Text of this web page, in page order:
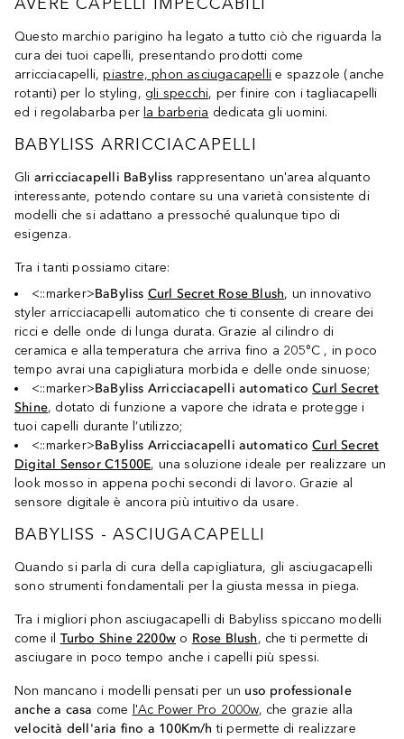
Questo marchio parigino ha legato a tutto ciò che riguarda la
cura dei tuoi capelli, presentando prodotti come
arricciacapelli,piastre, phon asciugacapelli e spazzole (anche
rotanti) per lo styling, gli specchi, per finire con i tagliacapelli
ed i regolabarba per la barberia dedicata gli uomini.
BABYLISS ARRICCIACAPELLI
Gli arricciacapelli BaByliss rappresentano un'area alquanto
interessante, potendo contare su una varietà consistente di
modelli che si adattano a pressoché qualunque tipo di
esigenza.
Tra i tanti possiamo citare:
<::marker>BaByliss Curl Secret Rose Blush, un innovativo
styler arricciacapelli automatico che ti consente di creare dei
ricci e delle onde di lunga durata. Grazie al cilindro di
ceramica e alla temperatura che arriva fino a 205°C , in poco
tempo avrai una capigliatura morbida e delle onde sinuose;
<::marker>BaByliss Arricciacapelli automaticoCurl Secret
Shine, dotato di funzione a vapore che idrata e protegge i
tuoi capelli durante l’utilizzo;
<::marker>BaByliss Arricciacapelli automaticoCurl Secret
Digital Sensor C1500E, una soluzione ideale per realizzare un
look mosso in appena pochi secondi di lavoro. Grazie al
sensore digitale è ancora più intuitivo da usare.
BABYLISS - ASCIUGACAPELLI
Quando si parla di cura della capigliatura, gli asciugacapelli
sono strumenti fondamentali per la giusta messa in piega.
Tra i migliori phon asciugacapelli di Babyliss spiccano modelli
come il Turbo Shine 2200w‌ o Rose Blush, che ti permette di
asciugare in poco tempo anche i capelli più spessi.
Non mancano i modelli pensati per un uso professionale
anche a casa come l'Ac Power Pro 2000w, che grazie alla
velocità dell'aria fino a 100Km/h ti permette di realizzare